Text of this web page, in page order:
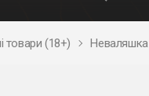
товари (18+) Неваляшка